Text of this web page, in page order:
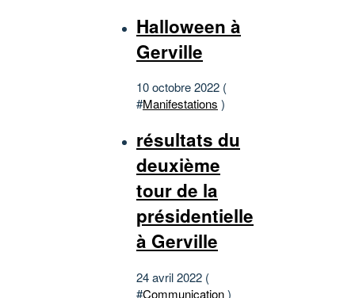
Halloween à
Gerville
10 octobre 2022 (
#Manifestations )
résultats du
deuxième
tour de la
présidentielle
à Gerville
24 avril 2022 (
#Communication)